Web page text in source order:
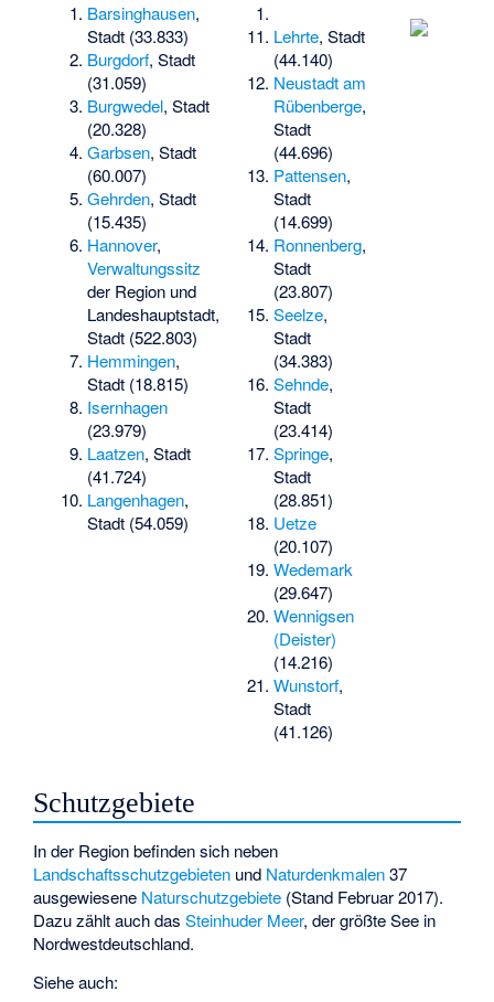
Barsinghausen,
Stadt (33.833)
Burgdorf, Stadt
(31.059)
Burgwedel, Stadt
(20.328)
Garbsen, Stadt
(60.007)
Gehrden, Stadt
(15.435)
Hannover,
Verwaltungssitz
der Region und
Landeshauptstadt,
Stadt (522.803)
Hemmingen,
Stadt (18.815)
Isernhagen
(23.979)
Laatzen, Stadt
(41.724)
Langenhagen,
Stadt (54.059)
Lehrte, Stadt
(44.140)
Neustadt am
Rübenberge,
Stadt
(44.696)
Pattensen,
Stadt
(14.699)
Ronnenberg,
Stadt
(23.807)
Seelze,
Stadt
(34.383)
Sehnde,
Stadt
(23.414)
Springe,
Stadt
(28.851)
Uetze
(20.107)
Wedemark
(29.647)
Wennigsen
(Deister)
(14.216)
Wunstorf,
Stadt
(41.126)
Schutzgebiete
In der Region befinden sich neben
Landschaftsschutzgebieten und Naturdenkmalen37
ausgewiesene Naturschutzgebiete (Stand Februar 2017).
Dazu zählt auch dasSteinhuder Meer, der größte See in
Nordwestdeutschland.
Siehe auch: